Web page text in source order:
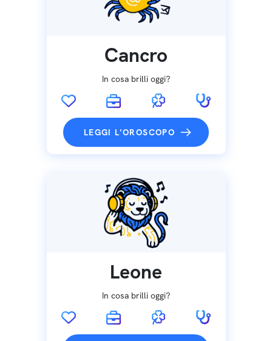
Cancro
In cosa brilli oggi?
LEGGI L'OROSCOPO
Leone
In cosa brilli oggi?